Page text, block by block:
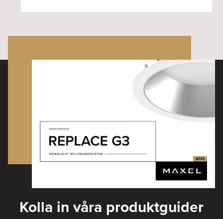
Kolla in våra produktguider